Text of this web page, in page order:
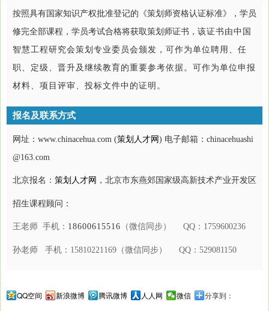
按照具有国家知识产权批准登记的《策划师资格认证标准》，学员
修完全部课程，学员考试合格将获取策划师证书， 该证书由中国
智慧工程研究会策划专业委员会颁发，可作为单位聘用、任
职、定级、晋升及继续教育的重要参考依据。可作为单位申报
材料、项目评审、投标文件中的证明。
报名及联系方式
网址：www.chinacehua.com (策划人才网) 电子邮箱：chinacehuashi
@163.com
北京报名： 策划人才网 ，北京市东燕郊国家级高新技术产业开发区
招生课程顾问：
王老师 手机： 18600615516 （微信同步） QQ：1759600236
孙老师 手机：15810221169（微信同步） QQ：529081150
QQ空间 新浪微博 腾讯微博 人人网 微信 分享到：